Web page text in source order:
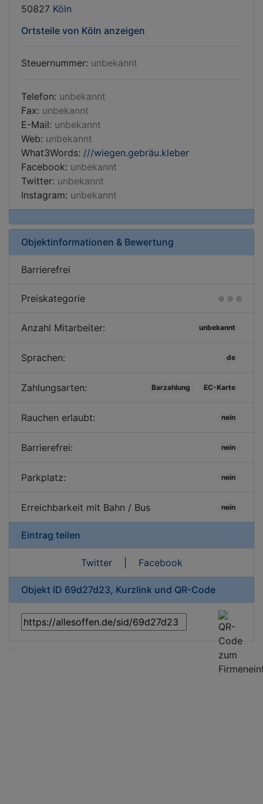
50827 Köln
Ortsteile von Köln anzeigen
Steuernummer: unbekannt
Telefon: unbekannt
Fax: unbekannt
E-Mail: unbekannt
Web: unbekannt
What3Words: ///wiegen.gebräu.kleber
Facebook: unbekannt
Twitter: unbekannt
Instagram: unbekannt
Objektinformationen & Bewertung
Barrierefrei
Preiskategorie
Anzahl Mitarbeiter: unbekannt
Sprachen: de
Zahlungsarten: Barzahlung EC-Karte
Rauchen erlaubt: nein
Barrierefrei: nein
Parkplatz: nein
Erreichbarkeit mit Bahn / Bus nein
Eintrag teilen
Twitter| Facebook
Objekt ID 69d27d23, Kurzlink und QR-Code